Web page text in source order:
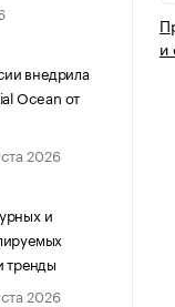
внедрила
Ocean от
2026
и
тренды
2026
и